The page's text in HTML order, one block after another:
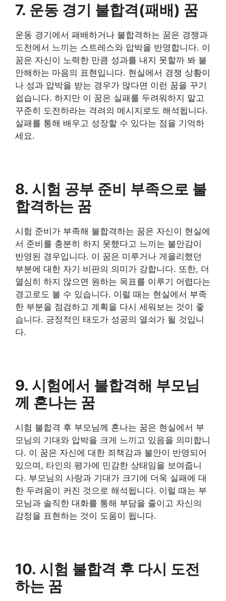
7. 운동 경기 불합격(패배) 꿈
운동 경기에서 패배하거나 불합격하는 꿈은 경쟁과
도전에서 느끼는 스트레스와 압박을 반영합니다. 이
꿈은 자신이 노력한 만큼 성과를 내지 못할까 봐 불
안해하는 마음의 표현입니다. 현실에서 경쟁 상황이
나 성과 압박을 받는 경우가 많다면 이런 꿈을 꾸기
쉽습니다. 하지만 이 꿈은 실패를 두려워하지 말고
꾸준히 도전하라는 격려의 메시지로도 해석됩니다.
실패를 통해 배우고 성장할 수 있다는 점을 기억하
세요.
8. 시험 공부 준비 부족으로 불
합격하는 꿈
시험 준비가 부족해 불합격하는 꿈은 자신이 현실에
서 준비를 충분히 하지 못했다고 느끼는 불안감이
반영된 경우입니다. 이 꿈은 미루거나 게을리했던
부분에 대한 자기 비판의 의미가 강합니다. 또한, 더
열심히 하지 않으면 원하는 목표를 이루기 어렵다는
경고로도 볼 수 있습니다. 이럴 때는 현실에서 부족
한 부분을 점검하고 계획을 다시 세워보는 것이 좋
습니다. 긍정적인 태도가 성공의 열쇠가 될 것입니
다.
9. 시험에서 불합격해 부모님
께 혼나는 꿈
시험 불합격 후 부모님께 혼나는 꿈은 현실에서 부
모님의 기대와 압박을 크게 느끼고 있음을 의미합니
다. 이 꿈은 자신에 대한 죄책감과 불안이 반영되어
있으며, 타인의 평가에 민감한 상태임을 보여줍니
다. 부모님의 사랑과 기대가 크기에 더욱 실패에 대
한 두려움이 커진 것으로 해석됩니다. 이럴 때는 부
모님과 솔직한 대화를 통해 부담을 줄이고 자신의
감정을 표현하는 것이 도움이 됩니다.
10. 시험 불합격 후 다시 도전
하는 꿈